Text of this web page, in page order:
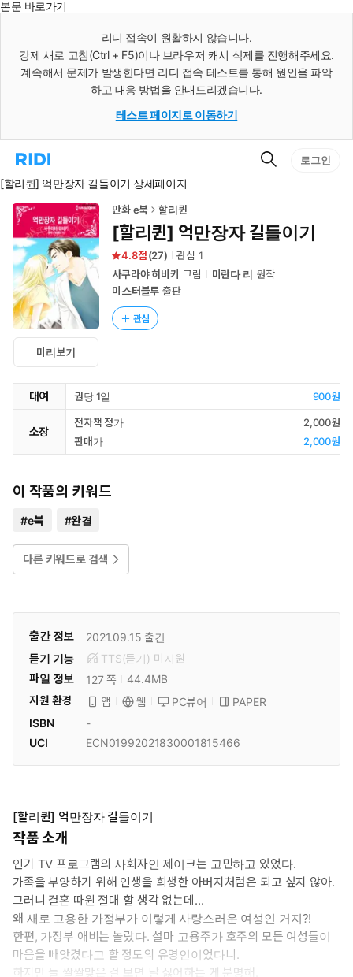
본문 바로가기
리디 접속이 원활하지 않습니다.
강제 새로 고침(Ctrl + F5)이나 브라우저 캐시 삭제를 진행해주세요.
계속해서 문제가 발생한다면 리디 접속 테스트를 통해 원인을 파악
하고 대응 방법을 안내드리겠습니다.
테스트 페이지로 이동하기
리
홈
로
이
검
로그인
[할리퀸] 억만장자 길들이기 상세페이지
미리보기
만화 e북 할리퀸
[할리퀸] 억만장자 길들이기
4.8 (27) 관심 1
사쿠라야 히비키 그림 미란다 리 원작
미스터블루 출판
관심
대여 권당 1일 900원
소장
전자책 정가
2,000원
판매가
2,000원
이 작품의 키워드
#e북 #완결
다른 키워드로 검색
출간 정보 2021.09.15 출간
듣기 기능
TTS(듣기) 미 지원
파일 정보
127 쪽
44.4MB
지원 환경
앱 웹 PC뷰어
PAPER
ISBN
-
UCI
ECN01992021830001815466
[할리퀸] 억만장자 길들이기
작품 소개
인기 TV 프로그램의 사회자인 제이크는 고민하고 있었다.
가족을 부양하기 위해 인생을 희생한 아버지처럼은 되고 싶지 않아.
그러니 결혼 따윈 절대 할 생각 없는데...
왜 새로 고용한 가정부가 이렇게 사랑스러운 여성인 거지?!
한편, 가정부 애비는 놀랐다. 설마 고용주가 호주의 모든 여성들이
마음을 빼앗겼다고 할 정도의 유명인이었다니.
하지만 늘 쌀쌀맞은 걸 보면 날 싫어하는 게 분명해.